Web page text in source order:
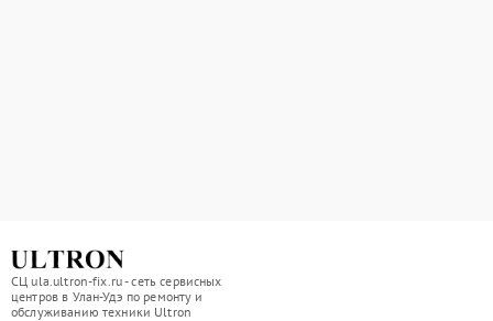
СЦ ula.ultron-fix.ru - сеть сервисных
центров в Улан-Удэ по ремонту и
обслуживанию техники Ultron